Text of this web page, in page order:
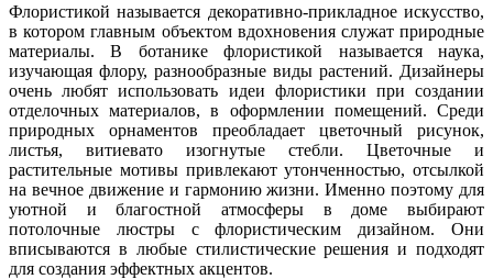
Флористикой называется декоративно-прикладное искусство,
в котором главным объектом вдохновения служат природные
материалы. В ботанике флористикой называется наука,
изучающая флору, разнообразные виды растений. Дизайнеры
очень любят использовать идеи флористики при создании
отделочных материалов, в оформлении помещений. Среди
природных орнаментов преобладает цветочный рисунок,
листья, витиевато изогнутые стебли. Цветочные и
растительные мотивы привлекают утонченностью, отсылкой
на вечное движение и гармонию жизни. Именно поэтому для
уютной и благостной атмосферы в доме выбирают
потолочные люстры с флористическим дизайном. Они
вписываются в любые стилистические решения и подходят
для создания эффектных акцентов.